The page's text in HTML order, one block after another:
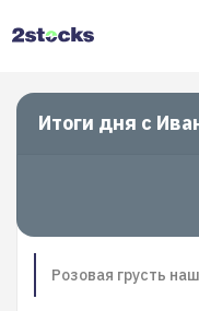
Итоги дня с
Розовая грусть